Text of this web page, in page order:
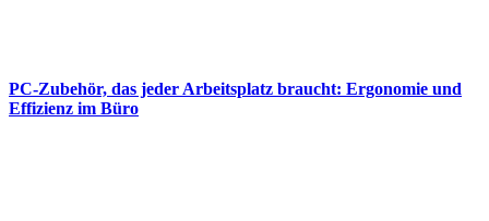
PC-Zubehör, das jeder Arbeitsplatz braucht: Ergonomie und
Effizienz im Büro